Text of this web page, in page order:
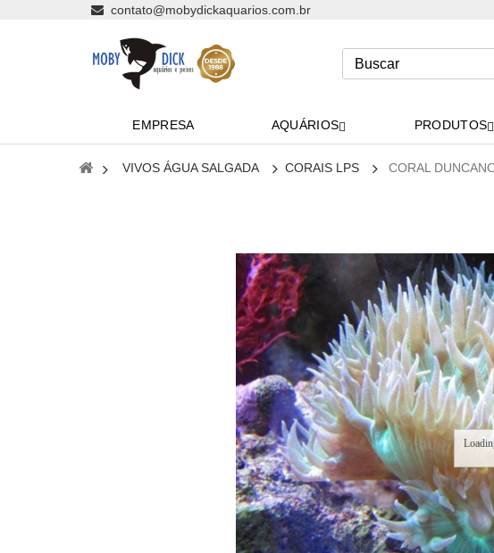
contato@mobydickaquarios.com.br
EMPRESA AQUÁRIOS PRODUTOS
VIVOS ÁGUA SALGADA CORAIS LPS CORAL